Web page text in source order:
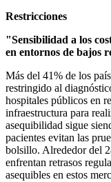
Restricciones
"Sensibilidad a los
en entornos de bajos
Más del 41% de los
restringido al
hospitales públicos en
infraestructura para
asequibilidad sigue
pacientes evitan las
bolsillo. Alrededor del
enfrentan retrasos
asequibles en estos